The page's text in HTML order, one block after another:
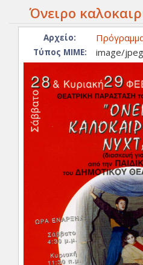
Όνειρο
Αρχείο:
Τύπος ΜΙΜΕ: image/jpeg